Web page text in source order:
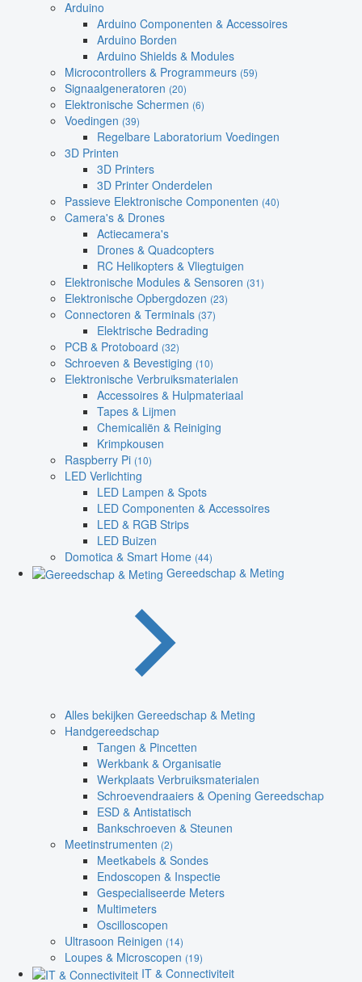
Arduino
Arduino Componenten & Accessoires
Arduino Borden
Arduino Shields & Modules
Microcontrollers & Programmeurs (59)
Signaalgeneratoren (20)
Elektronische Schermen (6)
Voedingen (39)
Regelbare Laboratorium Voedingen
3D Printen
3D Printers
3D Printer Onderdelen
Passieve Elektronische Componenten (40)
Camera's & Drones
Actiecamera's
Drones & Quadcopters
RC Helikopters & Vliegtuigen
Elektronische Modules & Sensoren (31)
Elektronische Opbergdozen (23)
Connectoren & Terminals (37)
Elektrische Bedrading
PCB & Protoboard (32)
Schroeven & Bevestiging (10)
Elektronische Verbruiksmaterialen
Accessoires & Hulpmateriaal
Tapes & Lijmen
Chemicaliën & Reiniging
Krimpkousen
Raspberry Pi (10)
LED Verlichting
LED Lampen & Spots
LED Componenten & Accessoires
LED & RGB Strips
LED Buizen
Domotica & Smart Home (44)
Gereedschap & Meting
Alles bekijken Gereedschap & Meting
Handgereedschap
Tangen & Pincetten
Werkbank & Organisatie
Werkplaats Verbruiksmaterialen
Schroevendraaiers & Opening Gereedschap
ESD & Antistatisch
Bankschroeven & Steunen
Meetinstrumenten (2)
Meetkabels & Sondes
Endoscopen & Inspectie
Gespecialiseerde Meters
Multimeters
Oscilloscopen
Ultrasoon Reinigen (14)
Loupes & Microscopen (19)
IT & Connectiviteit